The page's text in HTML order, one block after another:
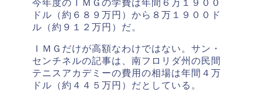
今年度のＩＭＧの学費は年間６万１９００
ドル（約６８９万円）から８万１９００ド
ル（約９１２万円）だ。
ＩＭＧだけが高額なわけではない。サン・
センチネルの記事は、南フロリダ州の民間
テニスアカデミーの費用の相場は年間４万
ドル（約４４５万円）だとしている。